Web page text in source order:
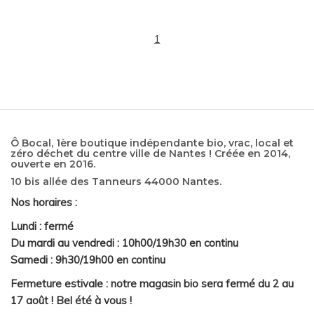
1
Ô Bocal, 1ère boutique indépendante bio, vrac, local et
zéro déchet du centre ville de Nantes ! Créée en 2014,
ouverte en 2016.
10 bis allée des Tanneurs 44000 Nantes.
Nos horaires :
Lundi : fermé
Du mardi au vendredi : 10h00/19h30 en continu
Samedi : 9h30/19h00 en continu
Fermeture estivale : notre magasin bio sera fermé du 2 au
17 août ! Bel été à vous !